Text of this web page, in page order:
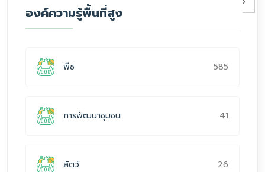
องค์ความรู้พื้นที่สูง
พืช 585
การพัฒนาชุมชน 41
สัตว์ 26